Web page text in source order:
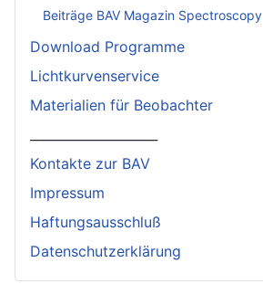
Beiträge BAV Magazin Spectroscopy
Download Programme
Lichtkurvenservice
Materialien für Beobachter
Kontakte zur BAV
Impressum
Haftungsausschluß
Datenschutzerklärung